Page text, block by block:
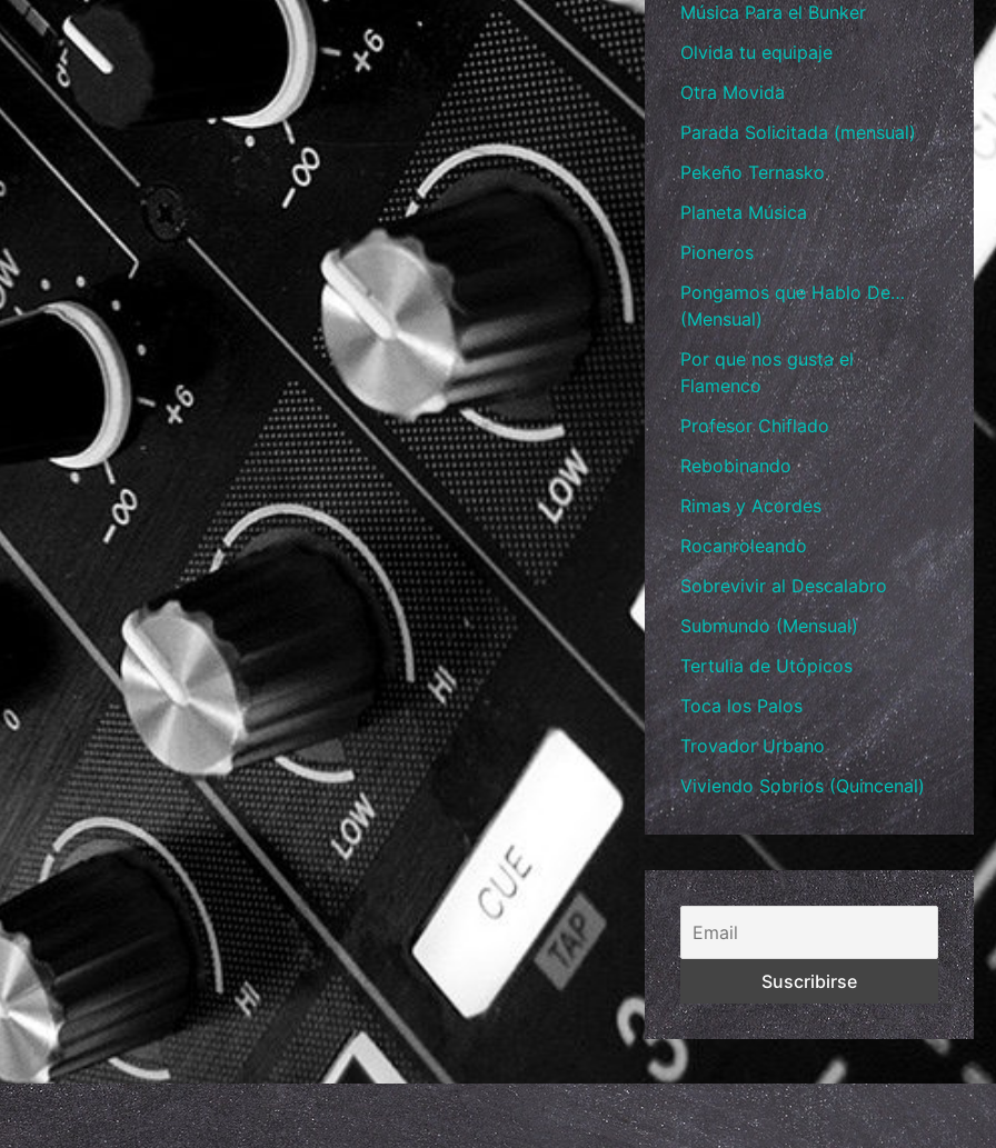
Música Para el Bunker
Olvida tu equipaje
Otra Movida
Parada Solicitada (mensual)
Pekeño Ternasko
Planeta Música
Pioneros
Pongamos que Hablo De…
(Mensual)
Por que nos gusta el
Flamenco
Profesor Chiflado
Rebobinando
Rimas y Acordes
Rocanroleando
Sobrevivir al Descalabro
Submundo (Mensual)
Tertulia de Utópicos
Toca los Palos
Trovador Urbano
Viviendo Sobrios (Quincenal)